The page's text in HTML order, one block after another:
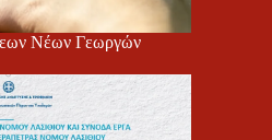
Νέων Γεωργών